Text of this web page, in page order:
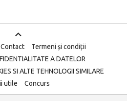
Contact
Termeni și condiții
A DATELOR
SI ALTE TEHNOLOGII SIMILARE
utile
Concurs